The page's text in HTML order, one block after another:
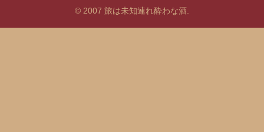
© 2007 旅は未知連れ酔わな酒.